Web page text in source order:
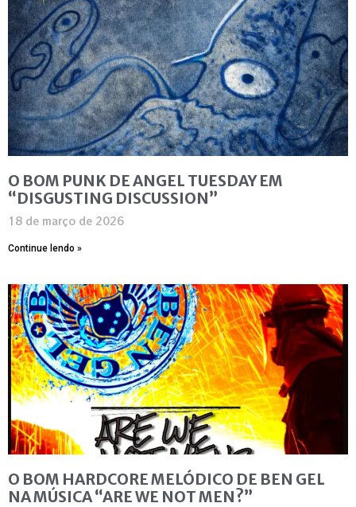
O BOM PUNK DE ANGEL TUESDAY EM
“DISGUSTING DISCUSSION”
18 de março de 2026
Continue lendo »
O BOM HARDCORE MELÓDICO DE BEN GEL
NA MÚSICA “ARE WE NOT MEN?”